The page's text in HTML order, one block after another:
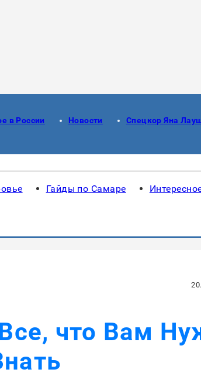
в России Новости Спецкор Яна
Гайды по Самаре
что Вам